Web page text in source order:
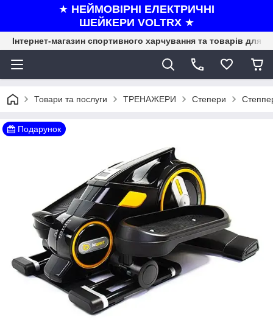
★ НЕЙМОВІРНІ ЕЛЕКТРИЧНІ
ШЕЙКЕРИ VOLTRX ★
Інтернет-магазин спортивного харчування та товарів для
Товари та послуги ТРЕНАЖЕРИ Степери
Подарунок